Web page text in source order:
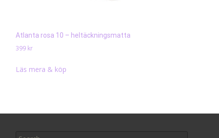
Atlanta rosa 10 – heltäckningsmatta
399 kr
Läs mera & köp